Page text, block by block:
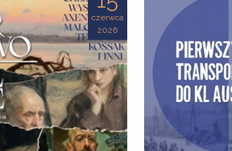
czerwca
2026